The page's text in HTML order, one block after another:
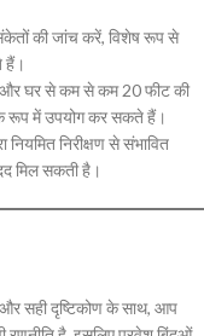
की जांच करें, विशेष रूप से
हैं।
घर से कम से कम 20 फीट की
रूप में उपयोग कर सकते हैं।
नियमित निरीक्षण से संभावित
मिल सकती है।
और सही दृष्टिकोण के साथ, आप